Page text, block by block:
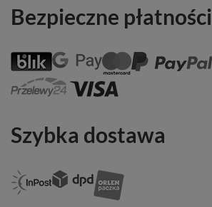
Bezpieczne płatności
Szybka dostawa